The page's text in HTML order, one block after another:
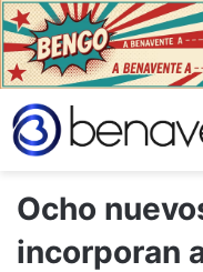
Ocho
incorporan